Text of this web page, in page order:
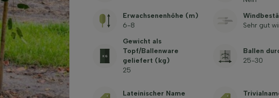
Erwachsenenhöhe (m)
6-8
Sehr gut
Gewicht als
Topf/Ballenware
geliefert (kg)
25
Ballen
25-30
Lateinischer Name